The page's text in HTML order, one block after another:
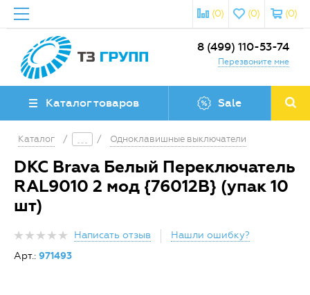
(0)
(0)
(0)
8 (499) 110-53-74
Перезвоните мне
Каталог товаров Sale
Каталог / / Одноклавишные выключатели
DKC Brava Белый Переключатель
RAL9010 2 мод {76012B} (упак 10
шт)
Написать отзыв
Нашли ошибку?
Арт.: 971493